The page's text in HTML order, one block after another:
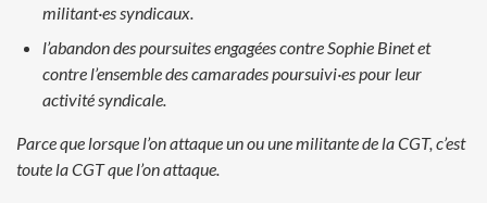
militant·es syndicaux.
l’abandon des poursuites engagées contre Sophie Binet et
contre l’ensemble des camarades poursuivi·es pour leur
activité syndicale.
Parce que lorsque l’on attaque un ou une militante de la CGT, c’est
toute la CGT que l’on attaque.